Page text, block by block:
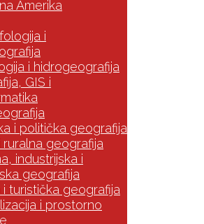
Amerika
i
i hidrogeografija
GIS i
i politička geografija
ruralna geografija
industrijska i
geografija
i turistička geografija
i prostorno